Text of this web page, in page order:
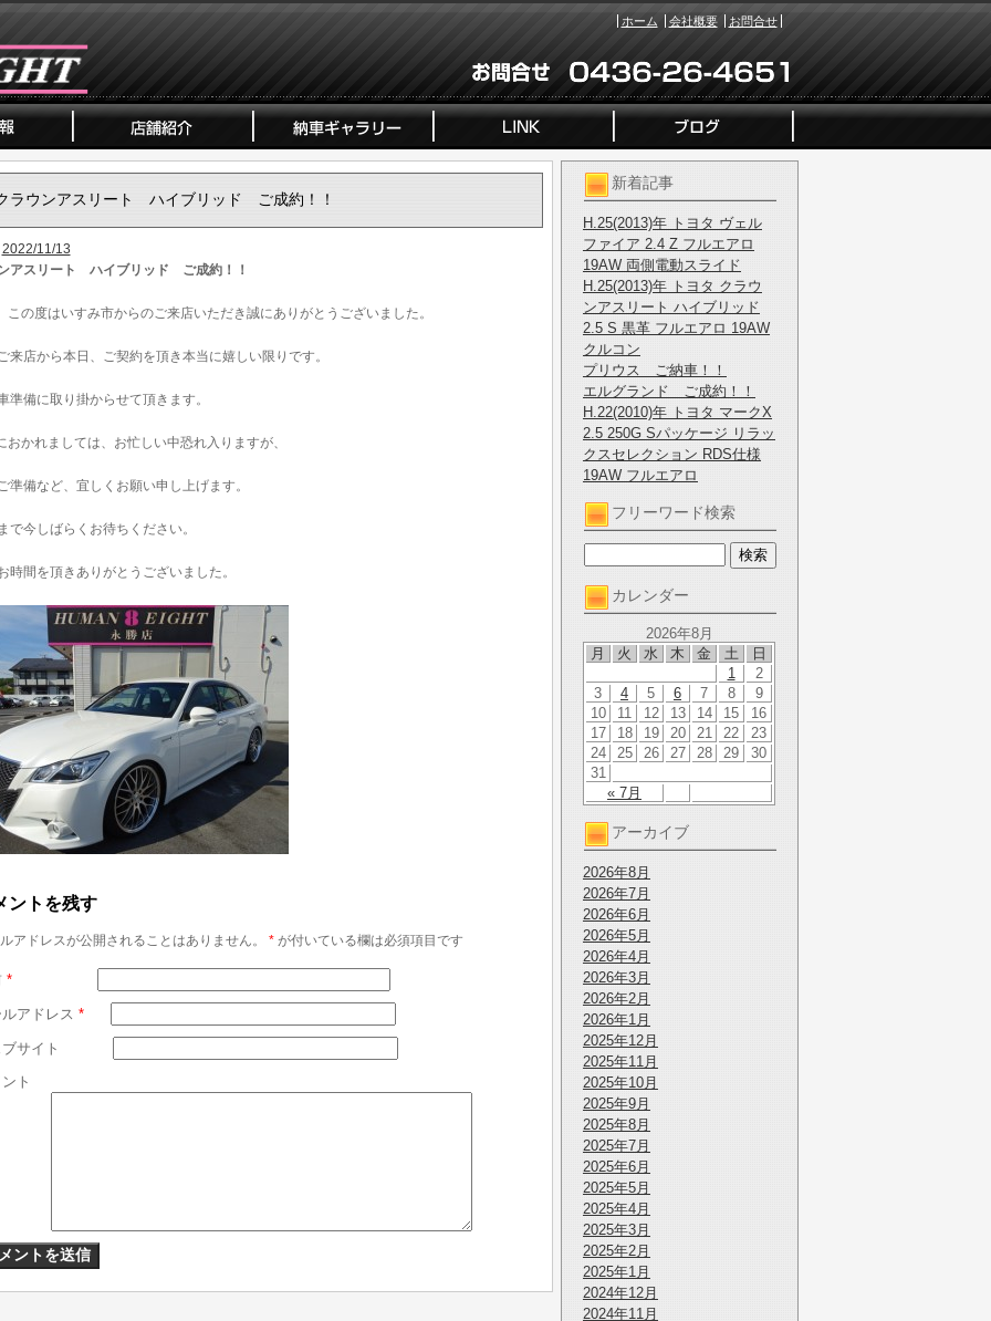
ホーム 会社概要 お問合せ
新着記事
H.25(2013)年 トヨタ ヴェル
ファイア 2.4 Z フルエアロ
19AW 両側電動スライド
H.25(2013)年 トヨタ クラウ
ンアスリート ハイブリッド
2.5 S 黒革 フルエアロ 19AW
クルコン
プリウス ご納車！！
エルグランド ご成約！！
H.22(2010)年 トヨタ マークX
2.5 250G Sパッケージ リラッ
クスセレクション RDS仕様
19AW フルエアロ
フリーワード検索
カレンダー
2026年8月
月
火 水 木 金 土 日
« 7月
1
2
3
4 5 6 7 8
9
10
11 12 13 14 15
16
17
18 19 20 21 22
23
24
25 26 27 28 29
30
31
アーカイブ
2026年8月
2026年7月
2026年6月
2026年5月
2026年4月
2026年3月
2026年2月
2026年1月
2025年12月
2025年11月
2025年10月
2025年9月
2025年8月
2025年7月
2025年6月
2025年5月
2025年4月
2025年3月
2025年2月
2025年1月
2024年12月
2024年11月
ラウンアスリート ハイブリッド ご成約！！
2022/11/13
アスリート ハイブリッド ご成約！！
この度はいすみ市からのご来店いただき誠にありがとうございました。
来店から本日、ご契約を頂き本当に嬉しい限りです。
準備に取り掛からせて頂きます。
おかれましては、お忙しい中恐れ入りますが、
準備など、宜しくお願い申し上げます。
で今しばらくお待ちください。
時間を頂きありがとうございました。
ントを残す
アドレスが公開されることはありません。 *が付いている欄は必須項目です
*
ルアドレス *
サイト
ト